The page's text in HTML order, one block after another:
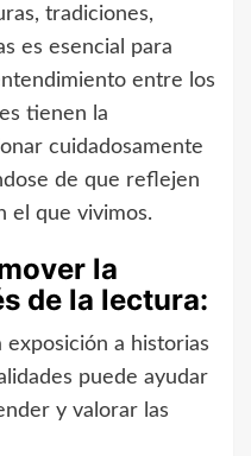
tradiciones,
es esencial para
entre los
tienen la
cuidadosamente
de que reflejen
el que vivimos.
la
de la lectura:
exposición a historias
puede ayudar
y valorar las